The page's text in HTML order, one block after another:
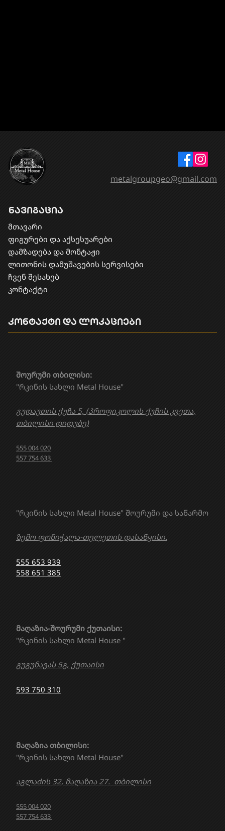
ნავიგაცია
მთავარი
ფიგურები და აქსესუარები
დამზადება და მონტაჟი
​ლითონის დამუშავების სერვისები
ჩვენ შესახებ
კონტაქტი
"რკინის სახლი Metal House" შოურუმი და საწარმო
ზემო ფონიჭალა-თელეთის დასაწყისი.
555 653 939
558 651 385
მაღაზია თბილისი:
"რკინის სახლი Metal House"
აგლაძის 32, მაღაზია 27. თბილისი
555 004 020
557 754 633
მაღაზია-შოურუმი ქუთაისი:
"რკინის სახლი Metal House "
გუგუნავას 5გ, ქუთაისი
593 750 310
შოურუმი თბილისი:
"რკინის სახლი Metal House"
გუდაუთის ქუჩა 5, (პროფიკოლის ქუჩის კვეთა,
თბილისი დიდუბე)
555 004 020
557 754 633
კონტაქტი და ლოკაციები
metalgroupgeo@gmail.com